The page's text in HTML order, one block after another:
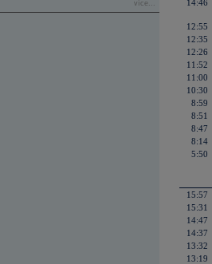
více...
14:46
12:55
12:35
12:26
11:52
11:00
10:30
8:59
8:51
8:47
8:14
5:50
15:57
15:31
14:47
14:37
13:32
13:19